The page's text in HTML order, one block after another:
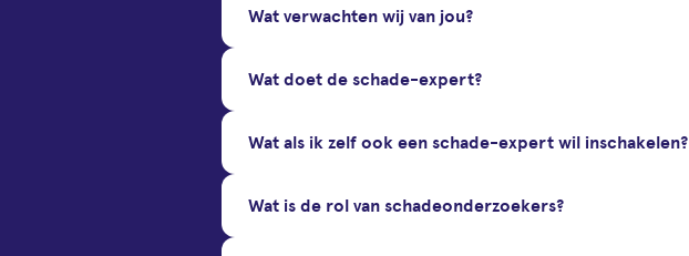
Wat verwachten wij van jou?
Wat doet de schade-expert?
Wat als ik zelf ook een schade-expert wil inschakelen?
Wat is de rol van schadeonderzoekers?